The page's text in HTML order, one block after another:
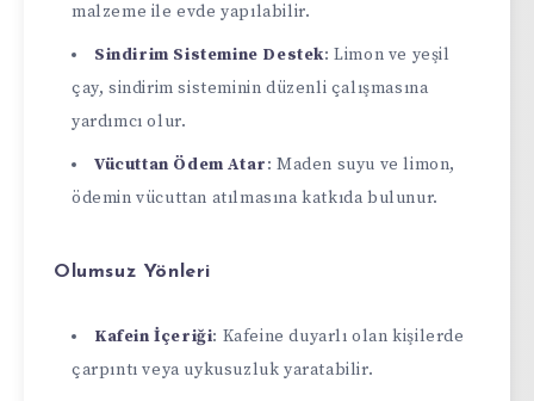
malzeme ile evde yapılabilir.
Sindirim Sistemine Destek: Limon ve yeşil
çay, sindirim sisteminin düzenli çalışmasına
yardımcı olur.
Vücuttan Ödem Atar: Maden suyu ve limon,
ödemin vücuttan atılmasına katkıda bulunur.
Olumsuz Yönleri
Kafein İçeriği: Kafeine duyarlı olan kişilerde
çarpıntı veya uykusuzluk yaratabilir.